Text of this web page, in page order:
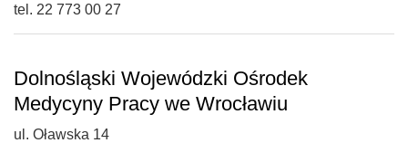
tel. 22 773 00 27
Dolnośląski Wojewódzki Ośrodek
Medycyny Pracy we Wrocławiu
ul. Oławska 14